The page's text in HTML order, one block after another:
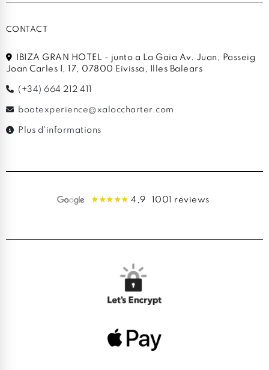
CONTACT
IBIZA GRAN HOTEL - junto a La Gaia Av. Juan, Passeig
Joan Carles I, 17, 07800 Eivissa, Illes Balears
(+34) 664 212 411
boatexperience@xaloccharter.com
Plus d'informations
4,9 1001 reviews